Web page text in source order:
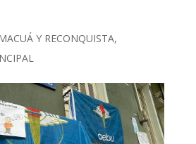
Y RECONQUISTA,